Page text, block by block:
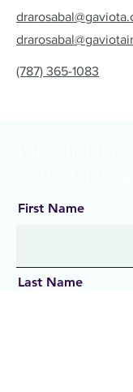
(787) 365-1083
First Name
Last Name